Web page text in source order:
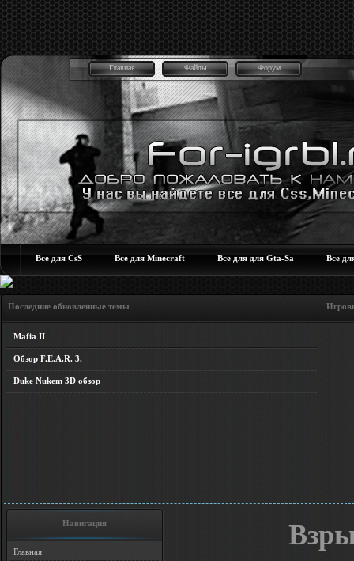
Главная Файлы Форум
Все для CsS Все для Minecraft Все для для Gta-Sa Все
Последние обновленные темы Игровые
Mafia II
Обзор F.E.A.R. 3.
Duke Nukem 3D обзор
Навигация
Главная